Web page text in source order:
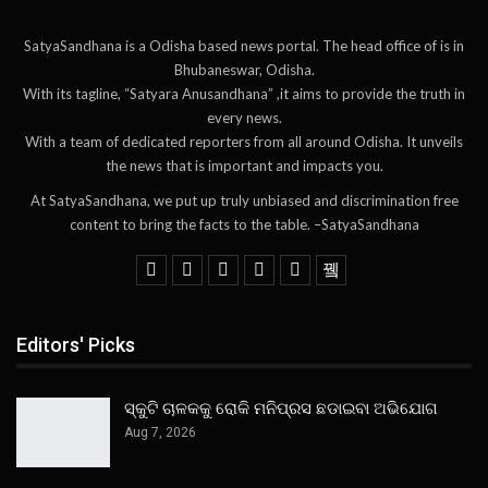
SatyaSandhana is a Odisha based news portal. The head office of is in
Bhubaneswar, Odisha.
With its tagline, “Satyara Anusandhana” ,it aims to provide the truth in
every news.
With a team of dedicated reporters from all around Odisha. It unveils
the news that is important and impacts you.
At SatyaSandhana, we put up truly unbiased and discrimination free
content to bring the facts to the table. –SatyaSandhana
Editors' Picks
ସ୍କୁଟି ଚାଳକକୁ ରୋକି ମନିପ୍ରସ ଛଡାଇବା ଅଭିଯୋଗ
Aug 7, 2026